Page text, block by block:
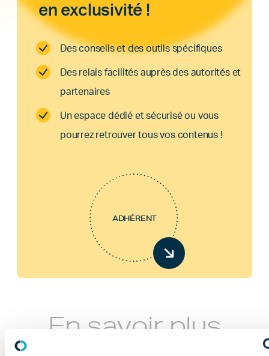
en exclusivité !
Des conseils et des outils spécifiques
Des relais facilités auprès des autorités et
partenaires
Un espace dédié et sécurisé ou vous
pourrez retrouver tous vos contenus !
ADHÉRENT
En savoir plus